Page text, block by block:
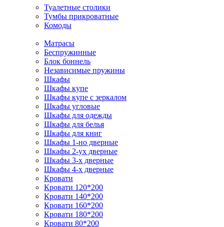
Туалетные столики
Тумбы прикроватные
Комоды
Матрасы
Беспружинные
Блок боннель
Независимые пружины
Шкафы
Шкафы купе
Шкафы купе с зеркалом
Шкафы угловые
Шкафы для одежды
Шкафы для белья
Шкафы для книг
Шкафы 1-но дверные
Шкафы 2-ух дверные
Шкафы 3-х дверные
Шкафы 4-х дверные
Кровати
Кровати 120*200
Кровати 140*200
Кровати 160*200
Кровати 180*200
Кровати 80*200